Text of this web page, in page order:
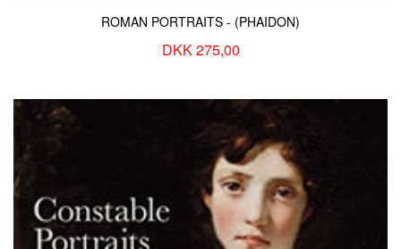
ROMAN PORTRAITS - (PHAIDON)
DKK 275,00